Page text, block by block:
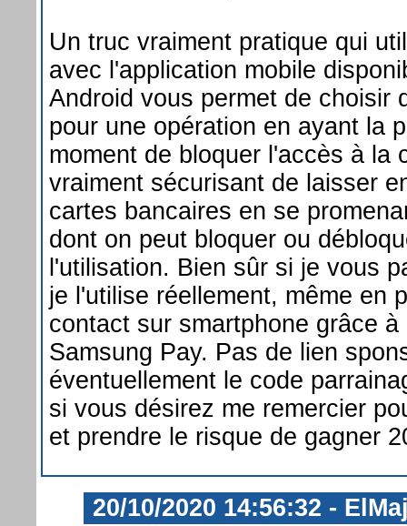
Un truc vraiment pratique qui
avec l'application mobile
Android vous permet de choisir
pour une opération en ayant la
moment de bloquer l'accès à la
vraiment sécurisant de laisser
cartes bancaires en se
dont on peut bloquer ou
l'utilisation. Bien sûr si je vous
je l'utilise réellement, même en
contact sur smartphone grâce
Samsung Pay. Pas de lien
éventuellement le code
si vous désirez me remercier
et prendre le risque de gagner
20/10/2020 14:56:32 -